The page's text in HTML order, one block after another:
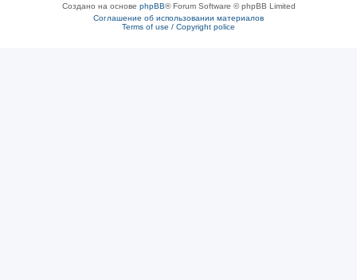
Создано на основе phpBB® Forum Software © phpBB Limited
Соглашение об использовании материалов
Terms of use / Copyright police